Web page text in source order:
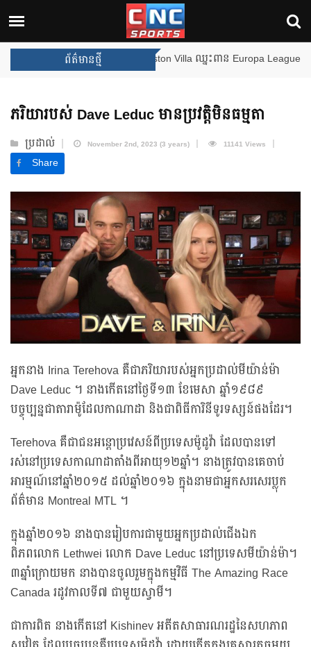
ព័ត៌មានថ្មី
ឈ្នះពានរង្វាន់បន្ថែមទៀត បន្ទាប់ពី Aston Villa ឈ្នះពាន Europa League
ភរិយារបស់ Dave Leduc មានប្រវត្តិមិនធម្មតា
ប្រដាល់ November 2nd, 2023 (3 years) 11141 Views
Share
អ្នកនាង Irina Terehova គឺជាភរិយារបស់អ្នកប្រដាល់មីយ៉ាន់ម៉ា
Dave Leduc ។ នាងកើតនៅថ្ងៃទី១៣ ខែមេសា ឆ្នាំ១៩៨៩
បច្ចុប្បន្នជាតារាម៉ូដែលកាណាដា និងជាពិធីការិនីទូរទស្សន៍ផងដែរ។
Terehova គឺជាជនអន្តោប្រវេសន៍ពីប្រទេសម៉ូដូវ៉ា ដែលបានទៅ
រស់នៅប្រទេសកាណាដាតាំងពីអាយុ១២ឆ្នាំ។ នាងត្រូវបានគេចាប់
អារម្មណ៍នៅឆ្នាំ២០១៥ ដល់ឆ្នាំ២០១៦ ក្នុងនាមជាអ្នកសរសេរប្លុក
ព័ត៌មាន Montreal MTL ។
ក្នុងឆ្នាំ២០១៦ នាងបានរៀបការជាមួយអ្នកប្រដាល់ជើងឯក
ពិភពលោក Lethwei លោក Dave Leduc នៅប្រទេសមីយ៉ាន់ម៉ា។
៣ឆ្នាំក្រោយមក នាងបានចូលរួមក្នុងកម្មវិធី The Amazing Race
Canada រដូវកាលទី៧ ជាមួយស្វាមី។
ជាការពិត នាងកើតនៅ Kishinev អតីតសាធារណរដ្ឋនៃសហភាព